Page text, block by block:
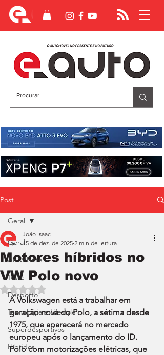
Post
Geral
Ao Volante
Teste
Desporto
Tecnologia e Lifestyle
Superdesportivos
Híbridos
Geral
Motores híbridos no
VW Polo novo
João Isaac
15 de dez. de 2025 2 min de leitura
Avaliado com NaN de 5 estrelas.
A Volkswagen está a trabalhar em
geração nova do Polo, a sétima desde
1975, que aparecerá no mercado
europeu após o lançamento do ID.
Polo com motorizações elétricas, que